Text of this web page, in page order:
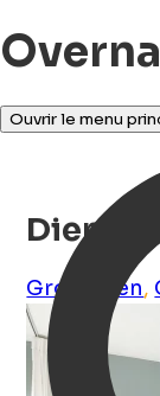
Ouvrir le menu
Diemer
Groningen,